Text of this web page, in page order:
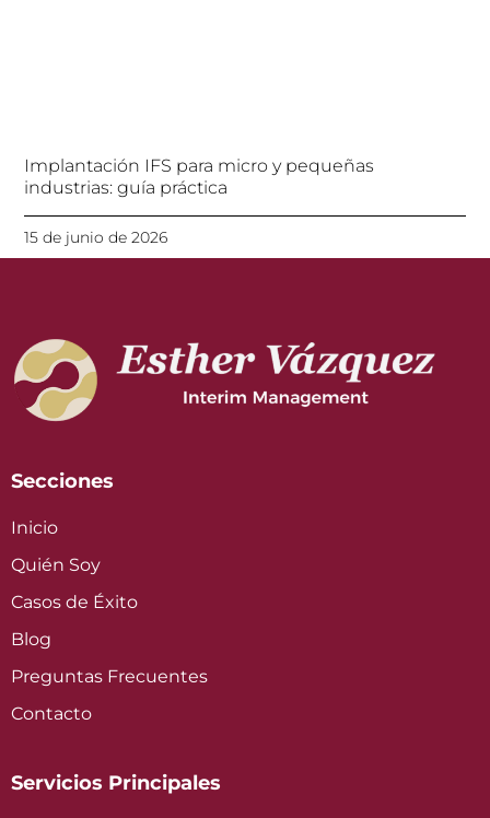
Implantación IFS para micro y pequeñas
industrias: guía práctica
15 de junio de 2026
Secciones
Inicio
Quién Soy
Casos de Éxito
Blog
Preguntas Frecuentes
Contacto
Servicios Principales